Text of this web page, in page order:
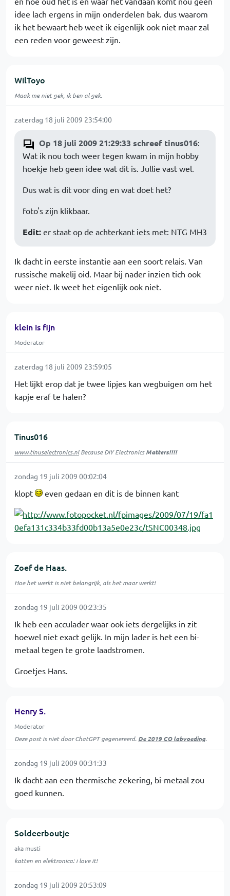
idee lach ergens in mijn onderdelen bak. dus waarom
ik het bewaart heb weet ik eigenlijk ook niet maar zal
een reden voor geweest zijn.
WilToyo
Maak me niet gek, ik ben al gek.
zaterdag 18 juli 2009 23:54:00
Op 18 juli 2009 21:29:33 schreef tinus016:
Wat ik nou toch weer tegen kwam in mijn hobby
hoekje heb geen idee wat dit is. Jullie vast wel.
Dus wat is dit voor ding en wat doet het?
foto's zijn klikbaar.
Edit: er staat op de achterkant iets met: NTG MH3
Ik dacht in eerste instantie aan een soort relais. Van
russische makelij oid. Maar bij nader inzien tich ook
weer niet. Ik weet het eigenlijk ook niet.
klein is fijn
Moderator
zaterdag 18 juli 2009 23:59:05
Het lijkt erop dat je twee lipjes kan wegbuigen om het
kapje eraf te halen?
Tinus016
www.tinuselectronics.nlBecause DIY ElectronicsMatters!!!!
zondag 19 juli 2009 00:02:04
klopt even gedaan en dit is de binnen kant
Zoef de Haas.
Hoe het werkt is niet belangrijk, als het maar werkt!
zondag 19 juli 2009 00:23:35
Ik heb een acculader waar ook iets dergelijks in zit
hoewel niet exact gelijk. In mijn lader is het een bi-
metaal tegen te grote laadstromen.
Groetjes Hans.
Henry S.
Moderator
Deze post is niet door ChatGPT gegenereerd. De 2019 CO labvoeding.
zondag 19 juli 2009 00:31:33
Ik dacht aan een thermische zekering, bi-metaal zou
goed kunnen.
Soldeerboutje
aka musti
katten en elektronica: i love it!
zondag 19 juli 2009 20:53:09